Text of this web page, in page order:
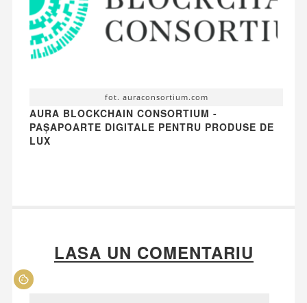
fot. auraconsortium.com
AURA BLOCKCHAIN CONSORTIUM -
PAȘAPOARTE DIGITALE PENTRU PRODUSE DE
LUX
LASA UN COMENTARIU